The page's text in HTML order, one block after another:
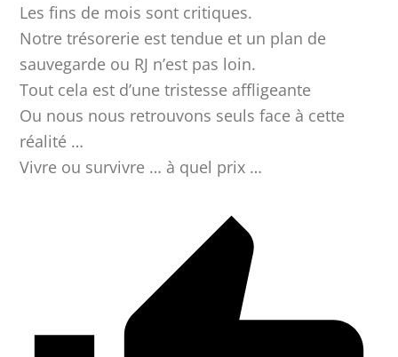
Les fins de mois sont critiques.
Notre trésorerie est tendue et un plan de
sauvegarde ou RJ n’est pas loin.
Tout cela est d’une tristesse affligeante
Ou nous nous retrouvons seuls face à cette
réalité …
Vivre ou survivre … à quel prix …